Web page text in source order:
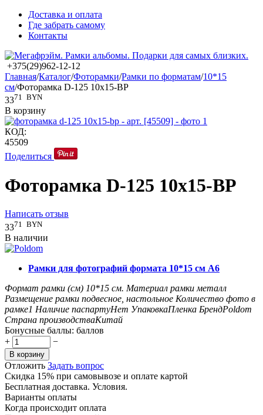
Доставка и оплата
Где забрать самому
Контакты
+375(29)962-12-12
Главная/Каталог/Фоторамки/Рамки по форматам/10*15
см/Фоторамка D-125 10x15-BP
3371 BYN
В корзину
КОД:
45509
Поделиться
Фоторамка D-125 10x15-BP
Написать отзыв
3371 BYN
В наличии
Рамки для фотографий формата 10*15 см А6
Формат рамки (см) 10*15 см. Материал рамки металл
Размещение рамки подвесное, настольное Количество фото в
рамке1 Наличие паспартуНет УпаковкаПленка БрендPoldom
Страна производстваКитай
Бонусные баллы: баллов
+
−
В корзину
Отложить Задать вопрос
Скидка 15% при самовывозе и оплате картой
Бесплатная доставка. Условия.
Варианты оплаты
Когда происходит оплата